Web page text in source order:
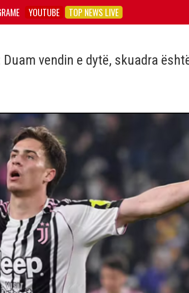
YOUTUBE TOP NEWS LIVE
vendin e dytë, skuadra